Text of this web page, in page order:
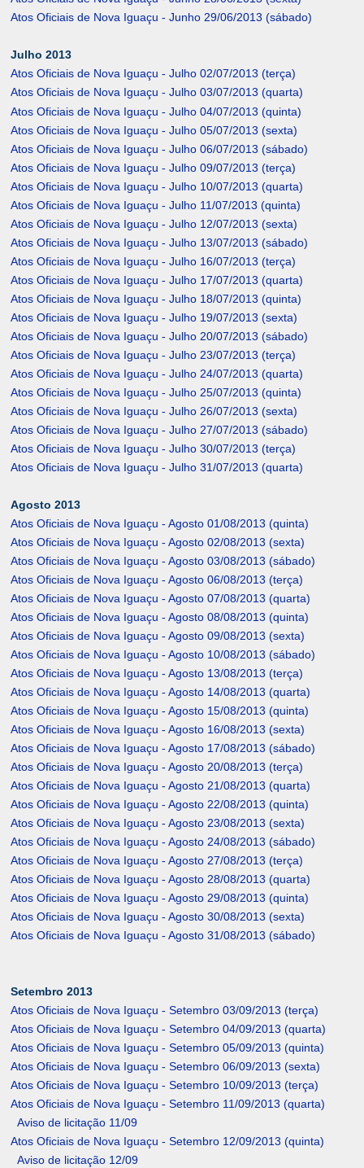
Atos Oficiais de Nova Iguaçu - Junho 29/06/2013 (sábado)
Julho 2013
Atos Oficiais de Nova Iguaçu - Julho 02/07/2013 (terça)
Atos Oficiais de Nova Iguaçu - Julho 03/07/2013 (quarta)
Atos Oficiais de Nova Iguaçu - Julho 04/07/2013 (quinta)
Atos Oficiais de Nova Iguaçu - Julho 05/07/2013 (sexta)
Atos Oficiais de Nova Iguaçu - Julho 06/07/2013 (sábado)
Atos Oficiais de Nova Iguaçu - Julho 09/07/2013 (terça)
Atos Oficiais de Nova Iguaçu - Julho 10/07/2013 (quarta)
Atos Oficiais de Nova Iguaçu - Julho 11/07/2013 (quinta)
Atos Oficiais de Nova Iguaçu - Julho 12/07/2013 (sexta)
Atos Oficiais de Nova Iguaçu - Julho 13/07/2013 (sábado)
Atos Oficiais de Nova Iguaçu - Julho 16/07/2013 (terça)
Atos Oficiais de Nova Iguaçu - Julho 17/07/2013 (quarta)
Atos Oficiais de Nova Iguaçu - Julho 18/07/2013 (quinta)
Atos Oficiais de Nova Iguaçu - Julho 19/07/2013 (sexta)
Atos Oficiais de Nova Iguaçu - Julho 20/07/2013 (sábado)
Atos Oficiais de Nova Iguaçu - Julho 23/07/2013 (terça)
Atos Oficiais de Nova Iguaçu - Julho 24/07/2013 (quarta)
Atos Oficiais de Nova Iguaçu - Julho 25/07/2013 (quinta)
Atos Oficiais de Nova Iguaçu - Julho 26/07/2013 (sexta)
Atos Oficiais de Nova Iguaçu - Julho 27/07/2013 (sábado)
Atos Oficiais de Nova Iguaçu - Julho 30/07/2013 (terça)
Atos Oficiais de Nova Iguaçu - Julho 31/07/2013 (quarta)
Agosto 2013
Atos Oficiais de Nova Iguaçu - Agosto 01/08/2013 (quinta)
Atos Oficiais de Nova Iguaçu - Agosto 02/08/2013 (sexta)
Atos Oficiais de Nova Iguaçu - Agosto 03/08/2013 (sábado)
Atos Oficiais de Nova Iguaçu - Agosto 06/08/2013 (terça)
Atos Oficiais de Nova Iguaçu - Agosto 07/08/2013 (quarta)
Atos Oficiais de Nova Iguaçu - Agosto 08/08/2013 (quinta)
Atos Oficiais de Nova Iguaçu - Agosto 09/08/2013 (sexta)
Atos Oficiais de Nova Iguaçu - Agosto 10/08/2013 (sábado)
Atos Oficiais de Nova Iguaçu - Agosto 13/08/2013 (terça)
Atos Oficiais de Nova Iguaçu - Agosto 14/08/2013 (quarta)
Atos Oficiais de Nova Iguaçu - Agosto 15/08/2013 (quinta)
Atos Oficiais de Nova Iguaçu - Agosto 16/08/2013 (sexta)
Atos Oficiais de Nova Iguaçu - Agosto 17/08/2013 (sábado)
Atos Oficiais de Nova Iguaçu - Agosto 20/08/2013 (terça)
Atos Oficiais de Nova Iguaçu - Agosto 21/08/2013 (quarta)
Atos Oficiais de Nova Iguaçu - Agosto 22/08/2013 (quinta)
Atos Oficiais de Nova Iguaçu - Agosto 23/08/2013 (sexta)
Atos Oficiais de Nova Iguaçu - Agosto 24/08/2013 (sábado)
Atos Oficiais de Nova Iguaçu - Agosto 27/08/2013 (terça)
Atos Oficiais de Nova Iguaçu - Agosto 28/08/2013 (quarta)
Atos Oficiais de Nova Iguaçu - Agosto 29/08/2013 (quinta)
Atos Oficiais de Nova Iguaçu - Agosto 30/08/2013 (sexta)
Atos Oficiais de Nova Iguaçu - Agosto 31/08/2013 (sábado)
Setembro 2013
Atos Oficiais de Nova Iguaçu - Setembro 03/09/2013 (terça)
Atos Oficiais de Nova Iguaçu - Setembro 04/09/2013 (quarta)
Atos Oficiais de Nova Iguaçu - Setembro 05/09/2013 (quinta)
Atos Oficiais de Nova Iguaçu - Setembro 06/09/2013 (sexta)
Atos Oficiais de Nova Iguaçu - Setembro 10/09/2013 (terça)
Atos Oficiais de Nova Iguaçu - Setembro 11/09/2013 (quarta)
Aviso de licitação 11/09
Atos Oficiais de Nova Iguaçu - Setembro 12/09/2013 (quinta)
Aviso de licitação 12/09